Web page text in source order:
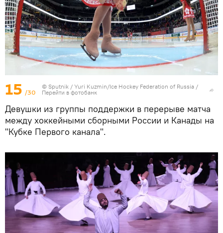
15 /30
© Sputnik / Yuri Kuzmin/Ice Hockey Federation of Russia /
Перейти в фотобанк
Девушки из группы поддержки в перерыве матча
между хоккейными сборными России и Канады на
"Кубке Первого канала".